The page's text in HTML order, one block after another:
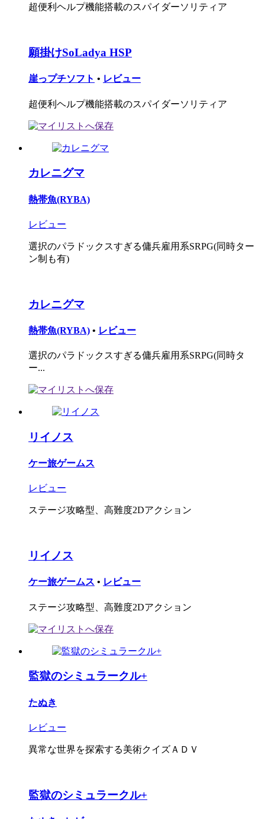
超便利ヘルプ機能搭載のスパイダーソリティア
願掛けSoLadya HSP
崖っプチソフト • レビュー
超便利ヘルプ機能搭載のスパイダーソリティア
カレニグマ
熱帯魚(RYBA)
レビュー
選択のパラドックスすぎる傭兵雇用系SRPG(同時ター
ン制も有)
カレニグマ
熱帯魚(RYBA) • レビュー
選択のパラドックスすぎる傭兵雇用系SRPG(同時タ
ー...
リイノス
ケー旅ゲームス
レビュー
ステージ攻略型、高難度2Dアクション
リイノス
ケー旅ゲームス • レビュー
ステージ攻略型、高難度2Dアクション
監獄のシミュラークル+
たぬき
レビュー
異常な世界を探索する美術クイズＡＤＶ
監獄のシミュラークル+